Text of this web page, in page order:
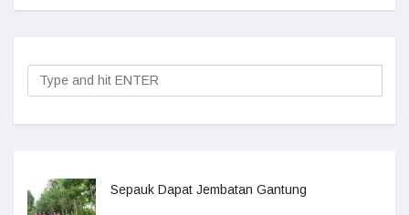
Sepauk Dapat Jembatan Gantung